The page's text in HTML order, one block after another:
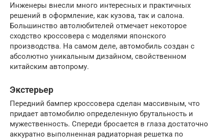
Инженеры внесли много интересных и практичных
решений в оформление, как кузова, так и салона.
Большинство автолюбителей отмечает некоторое
сходство кроссовера с моделями японского
производства. На самом деле, автомобиль создан с
абсолютно уникальным дизайном, свойственном
китайским автопрому.
Экстерьер
Передний бампер кроссовера сделан массивным, что
придает автомобилю определенную брутальность и
мужественность. Спереди бросается в глаза достаточно
аккуратно выполненная радиаторная решетка по